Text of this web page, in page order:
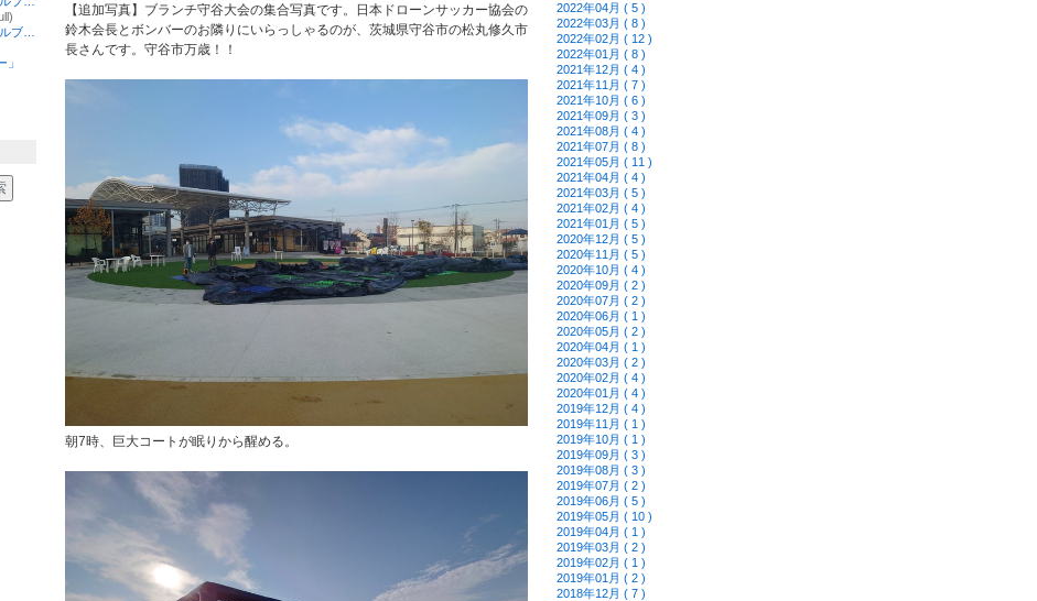
」
【追加写真】ブランチ守谷大会の集合写真です。日本ドローンサッカー協会の
鈴木会長とボンバーのお隣りにいらっしゃるのが、茨城県守谷市の松丸修久市
長さんです。守谷市万歳！！
朝7時、巨大コートが眠りから醒める。
2022年04月 ( 5 )
2022年03月 ( 8 )
2022年02月 ( 12 )
2022年01月 ( 8 )
2021年12月 ( 4 )
2021年11月 ( 7 )
2021年10月 ( 6 )
2021年09月 ( 3 )
2021年08月 ( 4 )
2021年07月 ( 8 )
2021年05月 ( 11 )
2021年04月 ( 4 )
2021年03月 ( 5 )
2021年02月 ( 4 )
2021年01月 ( 5 )
2020年12月 ( 5 )
2020年11月 ( 5 )
2020年10月 ( 4 )
2020年09月 ( 2 )
2020年07月 ( 2 )
2020年06月 ( 1 )
2020年05月 ( 2 )
2020年04月 ( 1 )
2020年03月 ( 2 )
2020年02月 ( 4 )
2020年01月 ( 4 )
2019年12月 ( 4 )
2019年11月 ( 1 )
2019年10月 ( 1 )
2019年09月 ( 3 )
2019年08月 ( 3 )
2019年07月 ( 2 )
2019年06月 ( 5 )
2019年05月 ( 10 )
2019年04月 ( 1 )
2019年03月 ( 2 )
2019年02月 ( 1 )
2019年01月 ( 2 )
2018年12月 ( 7 )